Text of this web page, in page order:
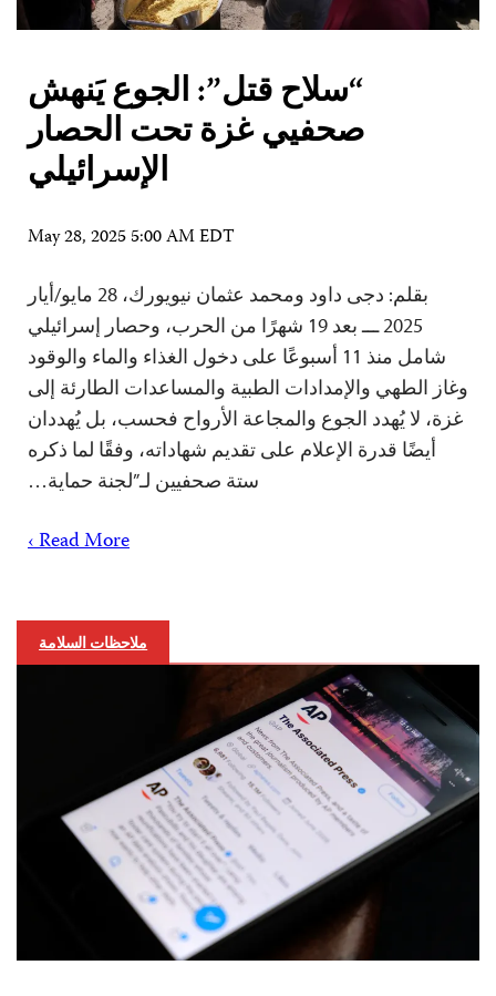
“سلاح قتل”: الجوع يَنهش
صحفيي غزة تحت الحصار
الإسرائيلي
May 28, 2025 5:00 AM EDT
بقلم: دجى داود ومحمد عثمان نيويورك، 28 مايو/أيار
2025 ـــ بعد 19 شهرًا من الحرب، وحصار إسرائيلي
شامل منذ 11 أسبوعًا على دخول الغذاء والماء والوقود
وغاز الطهي والإمدادات الطبية والمساعدات الطارئة إلى
غزة، لا يُهدد الجوع والمجاعة الأرواح فحسب، بل يُهددان
أيضًا قدرة الإعلام على تقديم شهاداته، وفقًا لما ذكره
ستة صحفيين لـ”لجنة حماية…
Read More ›
ملاحظات السلامة